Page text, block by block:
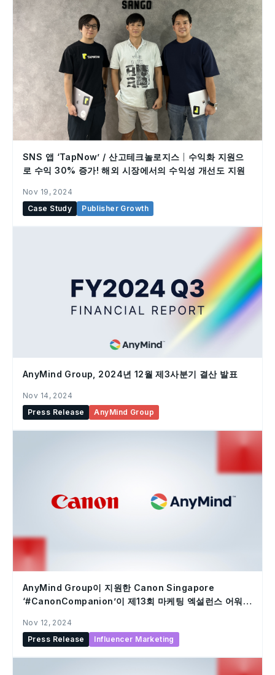
SNS 앱 ‘TapNow’ / 산고테크놀로지스｜수익화 지원으
로 수익 30% 증가! 해외 시장에서의 수익성 개선도 지원
Nov 19, 2024
Case Study
Publisher Growth
AnyMind Group, 2024년 12월 제3사분기 결산 발표
Nov 14, 2024
Press Release
AnyMind Group
AnyMind Group이 지원한 Canon Singapore
‘#CanonCompanion’이 제13회 마케팅 엑설런스 어워드
Nov 12, 2024
Press Release
Influencer Marketing